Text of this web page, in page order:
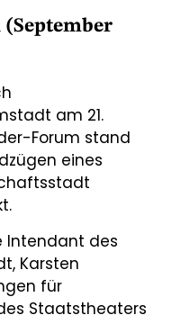
am 21.
Forum stand
eines
Intendant des
Karsten
für
Staatstheaters